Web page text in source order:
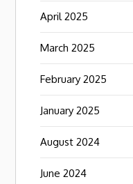
April 2025
March 2025
February 2025
January 2025
August 2024
June 2024